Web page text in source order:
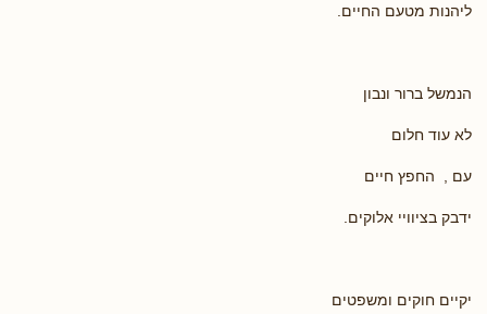
ליהנות מטעם החיים.
הנמשל ברור ונבון
לא עוד חלום
עם , החפץ חיים
ידבק בציוויי אלוקים.
יקיים חוקים ומשפטים